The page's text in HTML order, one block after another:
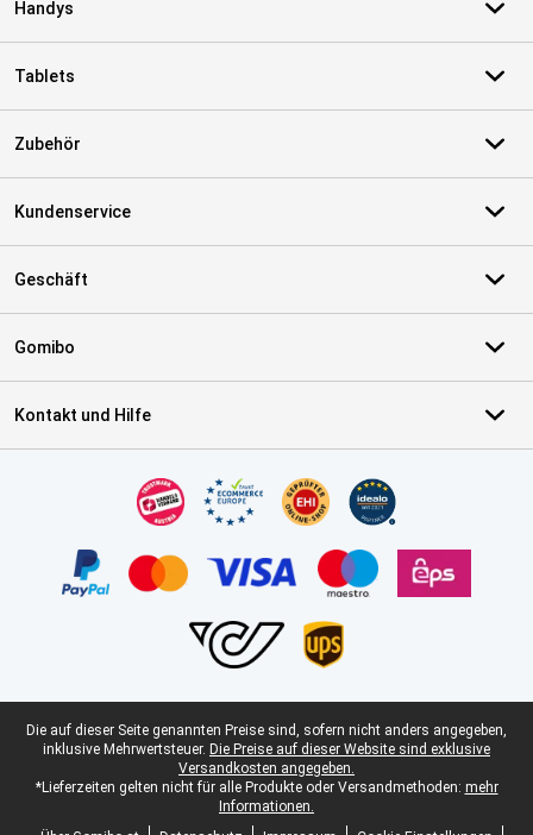
Handys
Tablets
Zubehör
Kundenservice
Geschäft
Gomibo
Kontakt und Hilfe
Juristische Fußzeile
Die auf dieser Seite genannten Preise sind, sofern nicht anders angegeben,
inklusive Mehrwertsteuer. Die Preise auf dieser Website sind exklusive
Versandkosten angegeben.
*Lieferzeiten gelten nicht für alle Produkte oder Versandmethoden: mehr
Informationen.